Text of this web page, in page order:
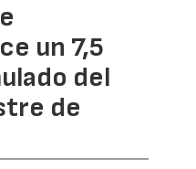
un 7,5
del
de